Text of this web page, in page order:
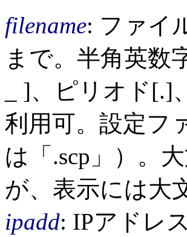
filename: ファイ
まで。半角英数
_ ]、ピリオド
利用可。設定フ
は「.scp」）。
が、表示には大
ipadd: IPアドレ